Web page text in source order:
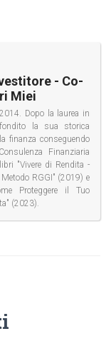
- Co-
Miei
Dopo la laurea in
la sua storica
finanza conseguendo
Finanziaria
"Vivere di Rendita -
RGGI" (2019) e
Proteggere il Tuo
(2023).